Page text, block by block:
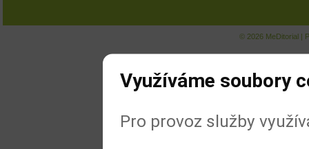
© 2026 MeDitorial |
Využíváme soubory
Pro provoz služby